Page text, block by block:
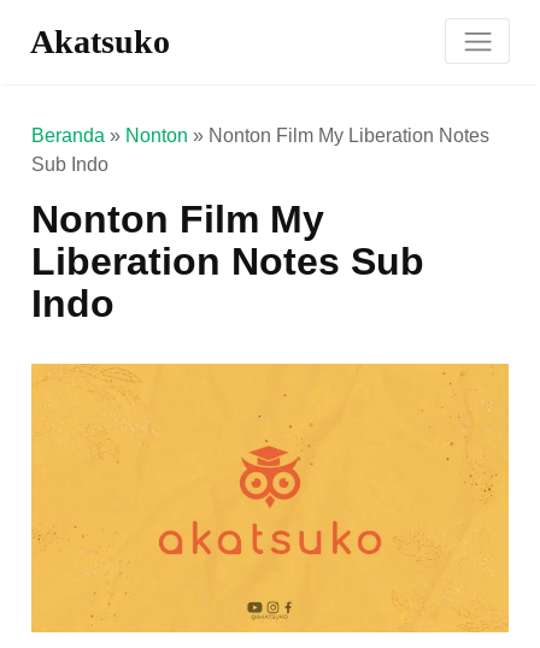
Akatsuko
Beranda » Nonton » Nonton Film My Liberation Notes
Sub Indo
Nonton Film My
Liberation Notes Sub
Indo